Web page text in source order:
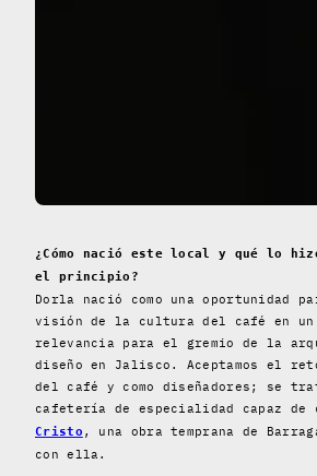
¿Cómo nació este local y qué lo
el principio?
Dorla nació como una oportunidad
visión de la cultura del café en un
relevancia para el gremio de la
diseño en Jalisco. Aceptamos el reto
del café y como diseñadores; se
cafetería de especialidad capaz
Cristo , una obra temprana de
con ella.